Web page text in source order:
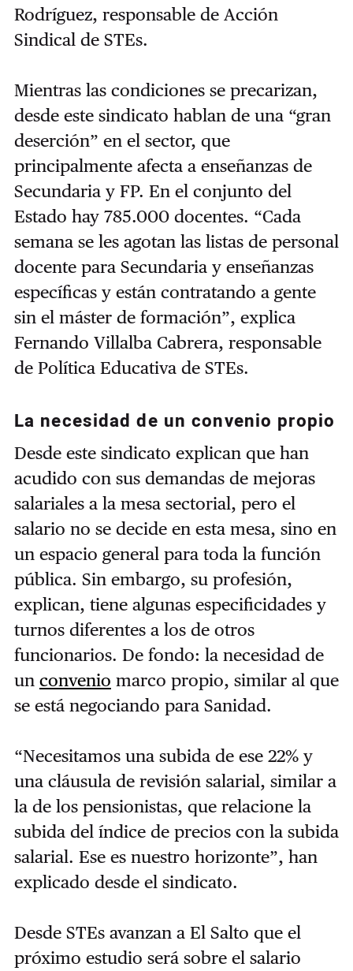
Rodríguez, responsable de Acción
Sindical de STEs.
Mientras las condiciones se precarizan,
desde este sindicato hablan de una “gran
deserción” en el sector, que
principalmente afecta a enseñanzas de
Secundaria y FP. En el conjunto del
Estado hay 785.000 docentes. “Cada
semana se les agotan las listas de personal
docente para Secundaria y enseñanzas
específicas y están contratando a gente
sin el máster de formación”, explica
Fernando Villalba Cabrera, responsable
de Política Educativa de STEs.
La necesidad de un convenio propio
Desde este sindicato explican que han
acudido con sus demandas de mejoras
salariales a la mesa sectorial, pero el
salario no se decide en esta mesa, sino en
un espacio general para toda la función
pública. Sin embargo, su profesión,
explican, tiene algunas especificidades y
turnos diferentes a los de otros
funcionarios. De fondo: la necesidad de
un convenio marco propio, similar al que
se está negociando para Sanidad.
“Necesitamos una subida de ese 22% y
una cláusula de revisión salarial, similar a
la de los pensionistas, que relacione la
subida del índice de precios con la subida
salarial. Ese es nuestro horizonte”, han
explicado desde el sindicato.
Desde STEs avanzan a El Salto que el
próximo estudio será sobre el salario